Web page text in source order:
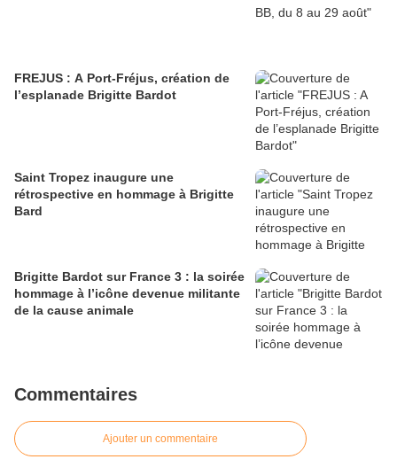
FREJUS : A Port-Fréjus, création de
l’esplanade Brigitte Bardot
Saint Tropez inaugure une
rétrospective en hommage à Brigitte
Bard
Brigitte Bardot sur France 3 : la soirée
hommage à l’icône devenue militante
de la cause animale
Commentaires
Ajouter un commentaire